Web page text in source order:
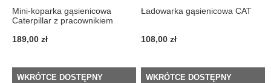
Mini-koparka gąsienicowa
Caterpillar z pracownikiem
189,00 zł
WKRÓTCE DOSTĘPNY
Ładowarka gąsienicowa CAT
108,00 zł
WKRÓTCE DOSTĘPNY